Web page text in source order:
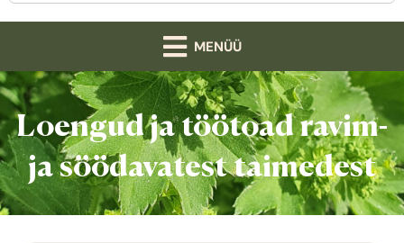
Loengud ja töötoad ravim-
ja söödavatest taimedest